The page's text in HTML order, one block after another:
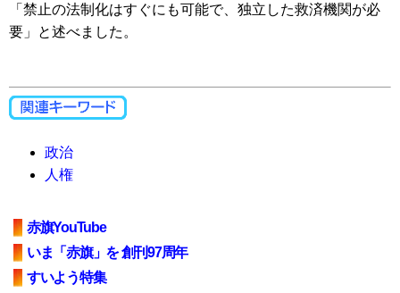
「禁止の法制化はすぐにも可能で、独立した救済機関が必
要」と述べました。
政治
人権
赤旗YouTube
いま「赤旗」を 創刊97周年
すいよう特集